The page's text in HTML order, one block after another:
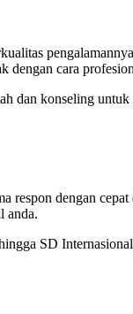
cara
dan konseling
respon dengan
anda.
SD